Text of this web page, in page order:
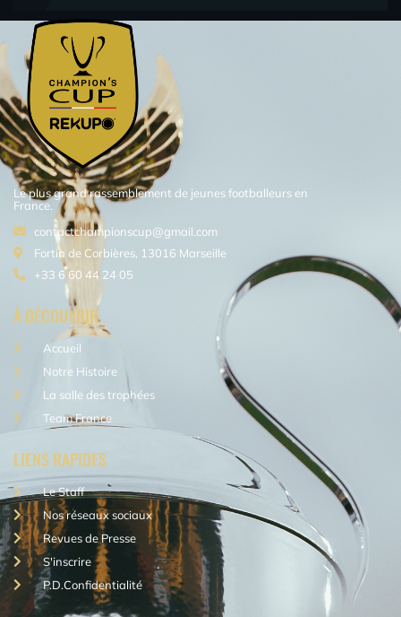
Le plus grand rassemblement de jeunes footballeurs en
France.
contactchampionscup@gmail.com
Fortin de Corbières, 13016 Marseille
+33 6 60 44 24 05
À DÉCOUVRIR
Accueil
Notre Histoire
La salle des trophées
Team France
LIENS RAPIDES
Le Staff
Nos réseaux sociaux
Revues de Presse
S'inscrire
P.D.Confidentialité